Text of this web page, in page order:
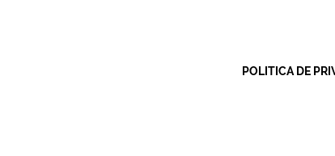
POLITICA DE